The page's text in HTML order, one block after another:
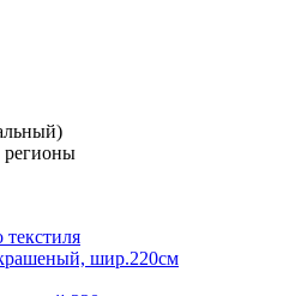
регионы
шир.220см